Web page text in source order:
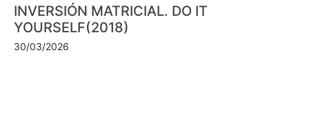
INVERSIÓN MATRICIAL. DO IT
YOURSELF(2018)
30/03/2026